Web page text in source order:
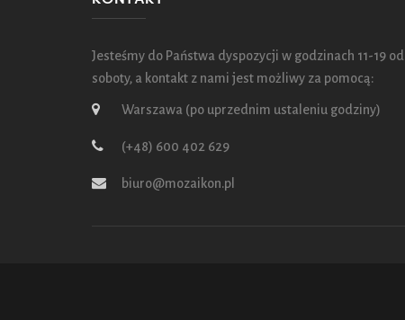
Jesteśmy do Państwa dyspozycji w godzinach 11-19
soboty, a kontakt z nami jest możliwy za pomocą:
Warszawa (po uprzednim ustaleniu godziny)
(+48) 600 402 629
biuro@mozaikon.pl